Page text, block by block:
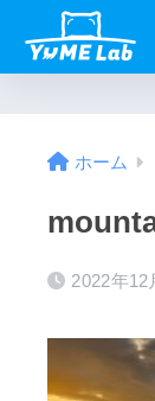
ホーム
2022年12